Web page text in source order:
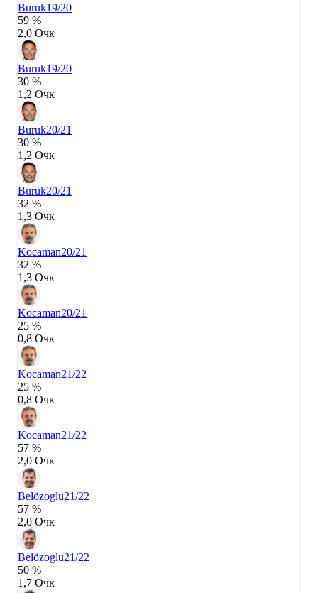
Buruk19/20
59 %
2,0 Очк
Buruk19/20
30 %
1,2 Очк
Buruk20/21
30 %
1,2 Очк
Buruk20/21
32 %
1,3 Очк
Kocaman20/21
32 %
1,3 Очк
Kocaman20/21
25 %
0,8 Очк
Kocaman21/22
25 %
0,8 Очк
Kocaman21/22
57 %
2,0 Очк
Belözoglu21/22
57 %
2,0 Очк
Belözoglu21/22
50 %
1,7 Очк